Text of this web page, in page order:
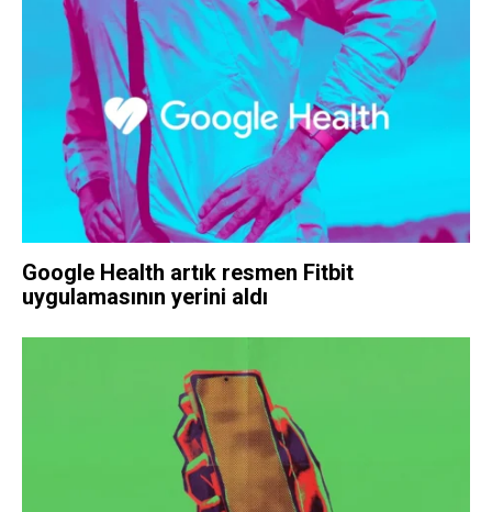
Google Health artık resmen Fitbit
uygulamasının yerini aldı